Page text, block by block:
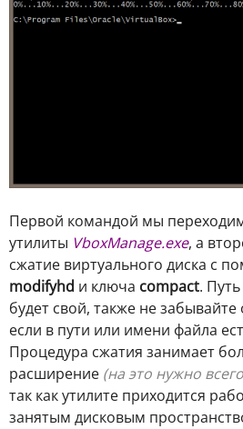
Первой командой мы
утилиты VboxManage.exe, а
сжатие виртуального диска с
modifyhd и ключа compact.
будет свой, также не
если в пути или имени файла
Процедура сжатия занимает
расширение (на это нужно
так как утилите приходится
занятым дисковым